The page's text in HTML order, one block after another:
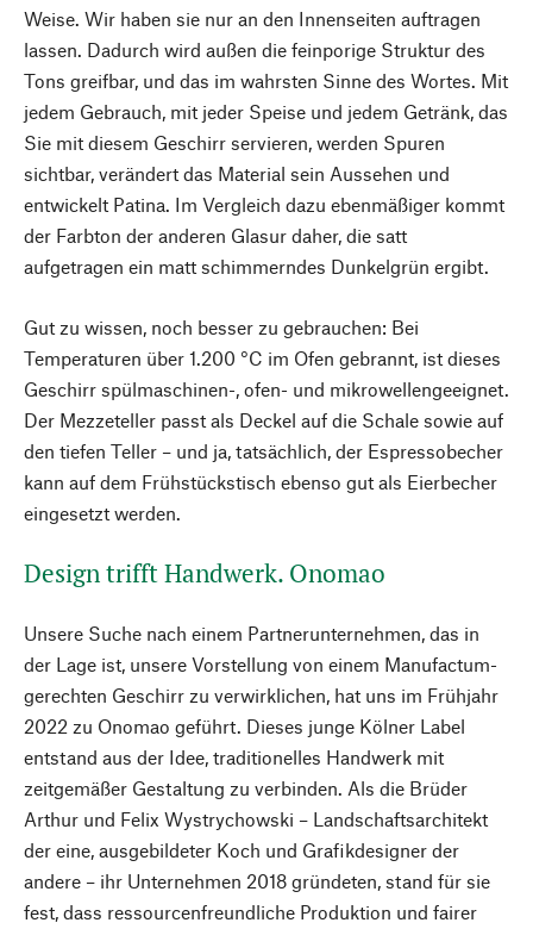
Weise. Wir haben sie nur an den Innenseiten auftragen
lassen. Dadurch wird außen die feinporige Struktur des
Tons greifbar, und das im wahrsten Sinne des Wortes. Mit
jedem Gebrauch, mit jeder Speise und jedem Getränk, das
Sie mit diesem Geschirr servieren, werden Spuren
sichtbar, verändert das Material sein Aussehen und
entwickelt Patina. Im Vergleich dazu ebenmäßiger kommt
der Farbton der anderen Glasur daher, die satt
aufgetragen ein matt schimmerndes Dunkelgrün ergibt.
Gut zu wissen, noch besser zu gebrauchen: Bei
Temperaturen über 1.200 °C im Ofen gebrannt, ist dieses
Geschirr spülmaschinen-, ofen- und mikrowellengeeignet.
Der Mezzeteller passt als Deckel auf die Schale sowie auf
den tiefen Teller – und ja, tatsächlich, der Espressobecher
kann auf dem Frühstückstisch ebenso gut als Eierbecher
eingesetzt werden.
Design trifft Handwerk. Onomao
Unsere Suche nach einem Partnerunternehmen, das in
der Lage ist, unsere Vorstellung von einem Manufactum-
gerechten Geschirr zu verwirklichen, hat uns im Frühjahr
2022 zu Onomao geführt. Dieses junge Kölner Label
entstand aus der Idee, traditionelles Handwerk mit
zeitgemäßer Gestaltung zu verbinden. Als die Brüder
Arthur und Felix Wystrychowski – Landschaftsarchitekt
der eine, ausgebildeter Koch und Grafikdesigner der
andere – ihr Unternehmen 2018 gründeten, stand für sie
fest, dass ressourcenfreundliche Produktion und fairer